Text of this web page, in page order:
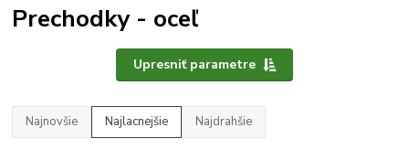
Prechodky - oceľ
Upresniť parametre
Najnovšie Najlacnejšie Najdrahšie